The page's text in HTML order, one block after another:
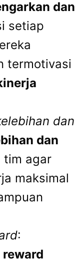
dan
setiap
termotivasi
dan
dan
tim agar
maksimal
: